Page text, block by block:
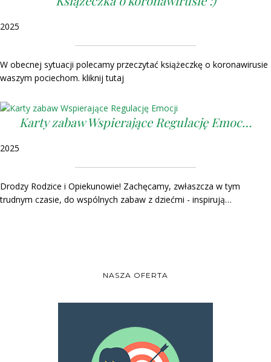
2025
W obecnej sytuacji polecamy przeczytać książeczkę o koronawirusie
waszym pociechom. kliknij tutaj
Karty zabaw Wspierające Regulację Emoc…
2025
Drodzy Rodzice i Opiekunowie! Zachęcamy, zwłaszcza w tym
trudnym czasie, do wspólnych zabaw z dziećmi - inspirują…
NASZA OFERTA